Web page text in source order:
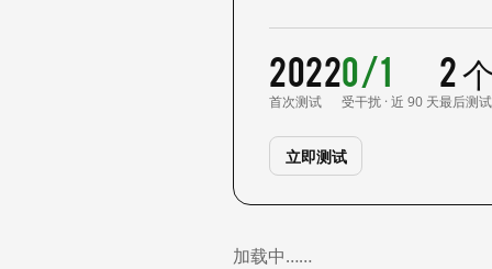
2022
首次测试
0/1
受干扰 · 近 90 天
2
最后测试
立即测试
加载中……